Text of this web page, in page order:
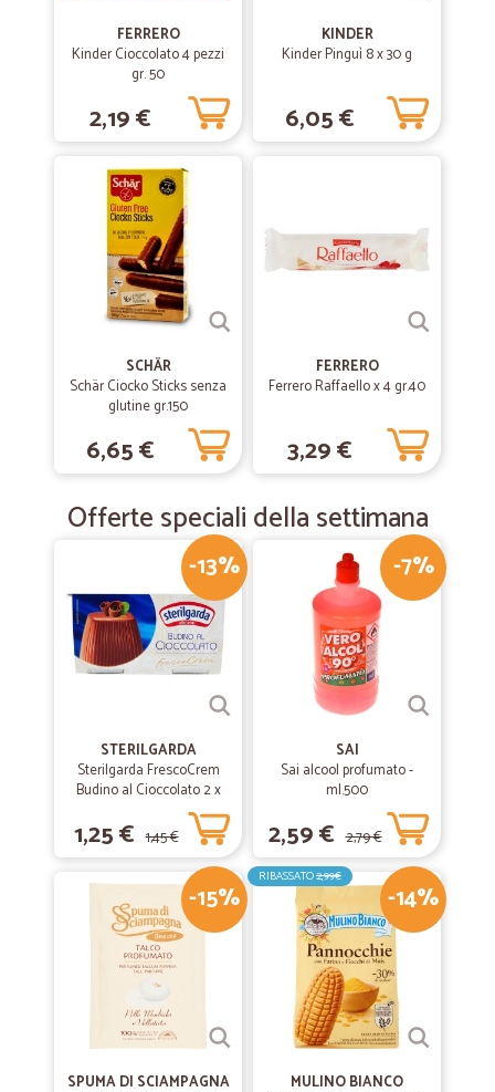
FERRERO
Kinder Cioccolato 4 pezzi
gr. 50
2,19 €
KINDER
Kinder Pinguì 8 x 30 g
6,05 €
SCHÄR
Schär Ciocko Sticks senza
glutine gr.150
6,65 €
FERRERO
Ferrero Raffaello x 4 gr.40
3,29 €
Offerte speciali della settimana
-13%
STERILGARDA
Sterilgarda FrescoCrem
Budino al Cioccolato 2 x
1,25 € 1,45 €
-7%
SAI
Sai alcool profumato -
ml.500
2,59 € 2,79 €
-15%
SPUMA DI SCIAMPAGNA
-14%
RIBASSATO2,99€
MULINO BIANCO